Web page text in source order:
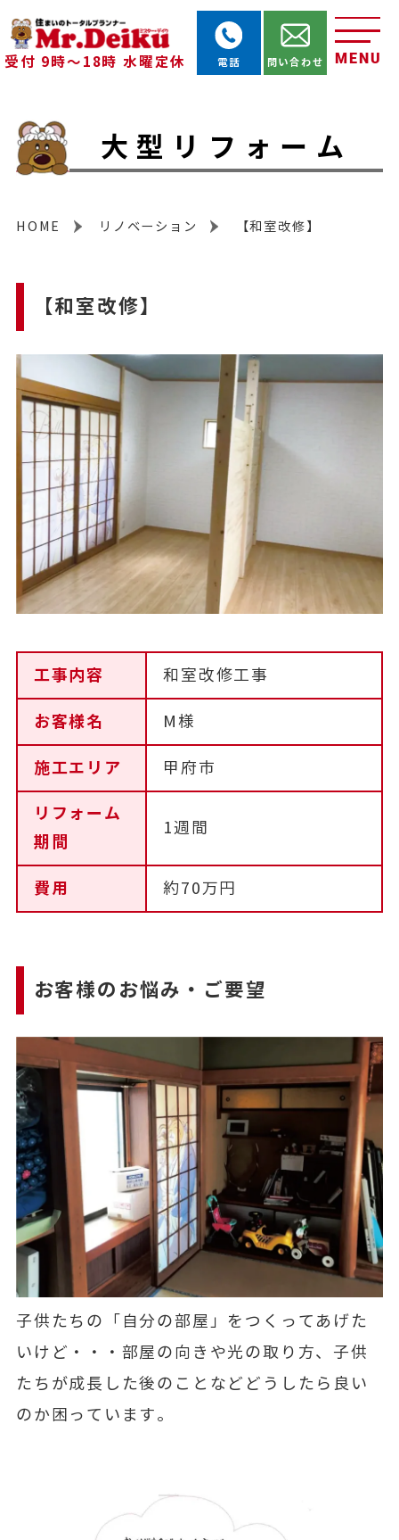
受付 9時～18時 水曜定休 MENU
電話 問い合わせ
大型リフォーム
HOME リノベーション 【和室改修】
【和室改修】
工事内容 和室改修工事
お客様名 M様
施工エリア 甲府市
リフォーム
期間
1週間
費用 約70万円
お客様のお悩み・ご要望
子供たちの「自分の部屋」をつくってあげた
いけど・・・部屋の向きや光の取り方、子供
たちが成長した後のことなどどうしたら良い
のか困っています。